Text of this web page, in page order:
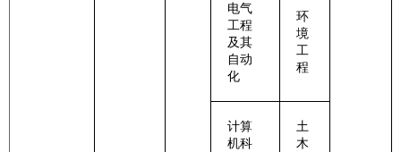
电气
工程
及其
自动
化
环
境
工
程
计算
机科
土
木